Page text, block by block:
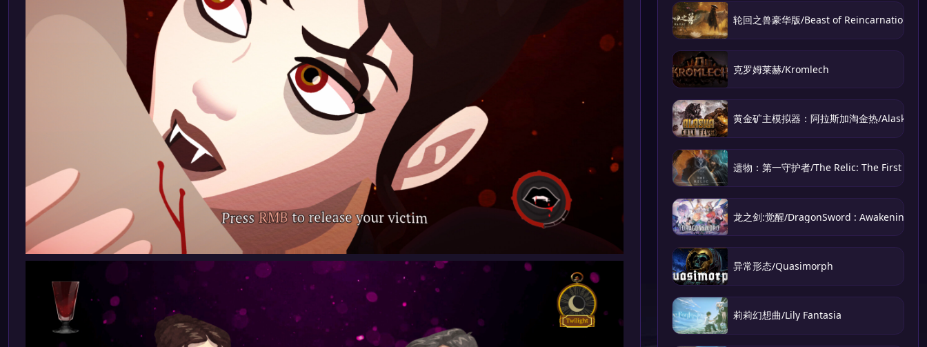
轮回之兽豪华版/Beast of Reincarnation –
克罗姆莱赫/Kromlech
黄金矿主模拟器：阿拉斯加淘金热/Alaska
遗物：第一守护者/The Relic: The First
龙之剑:觉醒/DragonSword : Awakening
异常形态/Quasimorph
莉莉幻想曲/Lily Fantasia